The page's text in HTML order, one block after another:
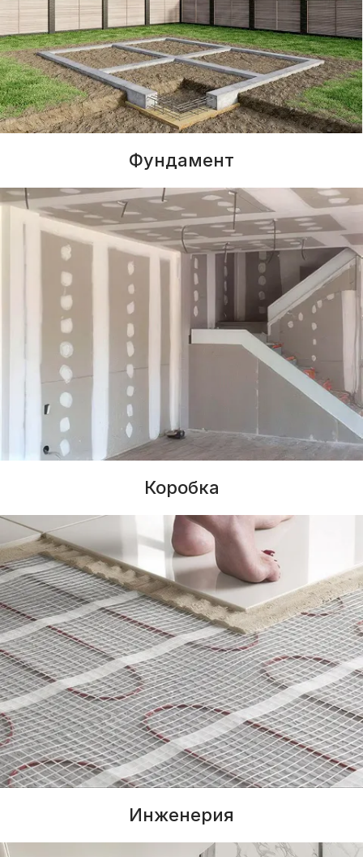
Фундамент
Коробка
Инженерия